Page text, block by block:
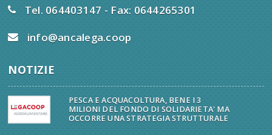
Tel. 064403147 - Fax: 0644265301
info@ancalega.coop
NOTIZIE
PESCA E ACQUACOLTURA, BENE I 3
MILIONI DEL FONDO DI SOLIDARIETA' MA
OCCORRE UNA STRATEGIA STRUTTURALE